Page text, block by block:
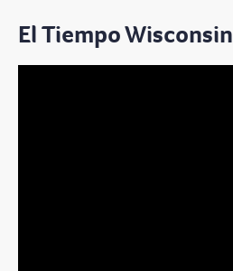
El Tiempo Wisconsin